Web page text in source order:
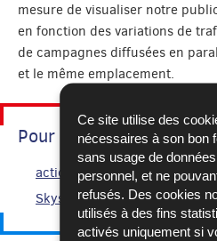
Ce site utilise des
nécessaires à son bon
sans usage de
personnel, et ne
refusés. Des cookies
utilisés à des fins
activés uniquement si
mesure de visualiser notre
en fonction des variations de
de campagnes diffusées en
et le même emplacement.
Pour en savoir plus
action Go to WEB
Skyscrapper